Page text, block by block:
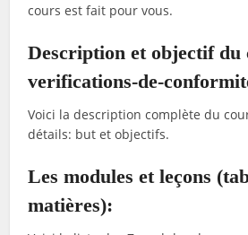
cours est fait pour vous.
Description et objectif du
verifications-de-
Voici la description complète du
détails: but et objectifs.
Les modules et leçons
matières):